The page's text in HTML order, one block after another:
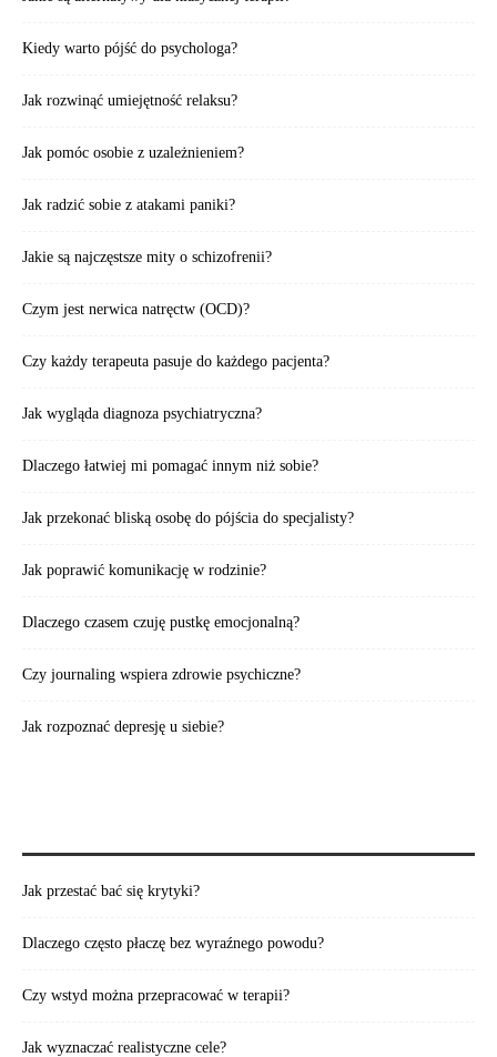
Kiedy warto pójść do psychologa?
Jak rozwinąć umiejętność relaksu?
Jak pomóc osobie z uzależnieniem?
Jak radzić sobie z atakami paniki?
Jakie są najczęstsze mity o schizofrenii?
Czym jest nerwica natręctw (OCD)?
Czy każdy terapeuta pasuje do każdego pacjenta?
Jak wygląda diagnoza psychiatryczna?
Dlaczego łatwiej mi pomagać innym niż sobie?
Jak przekonać bliską osobę do pójścia do specjalisty?
Jak poprawić komunikację w rodzinie?
Dlaczego czasem czuję pustkę emocjonalną?
Czy journaling wspiera zdrowie psychiczne?
Jak rozpoznać depresję u siebie?
Jak przestać bać się krytyki?
Dlaczego często płaczę bez wyraźnego powodu?
Czy wstyd można przepracować w terapii?
Jak wyznaczać realistyczne cele?